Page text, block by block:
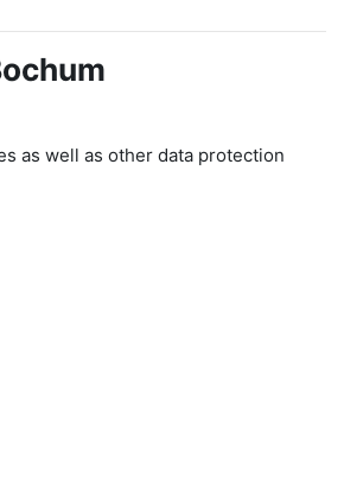
as well as other data protection